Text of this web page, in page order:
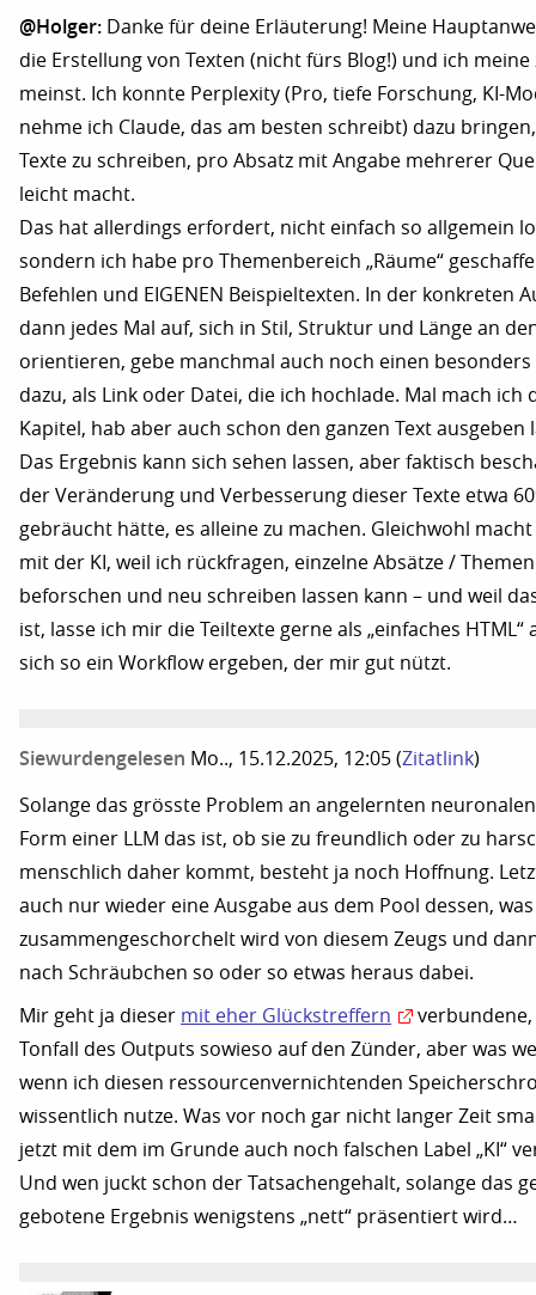
@Holger: Danke für deine Erläuterung! Meine
die Erstellung von Texten (nicht fürs Blog!) und ich meine
meinst. Ich konnte Perplexity (Pro, tiefe Forschung, KI-
nehme ich Claude, das am besten schreibt) dazu
Texte zu schreiben, pro Absatz mit Angabe mehrerer
leicht macht.
Das hat allerdings erfordert, nicht einfach so allgemein
sondern ich habe pro Themenbereich „Räume“
Befehlen und EIGENEN Beispieltexten. In der konkreten
dann jedes Mal auf, sich in Stil, Struktur und Länge an
orientieren, gebe manchmal auch noch einen
dazu, als Link oder Datei, die ich hochlade. Mal mach ich
Kapitel, hab aber auch schon den ganzen Text ausgeben
Das Ergebnis kann sich sehen lassen, aber faktisch
der Veränderung und Verbesserung dieser Texte etwa
gebräucht hätte, es alleine zu machen. Gleichwohl
mit der KI, weil ich rückfragen, einzelne Absätze /
beforschen und neu schreiben lassen kann – und weil
ist, lasse ich mir die Teiltexte gerne als „einfaches HTML“
sich so ein Workflow ergeben, der mir gut nützt.
Siewurdengelesen Mo.., 15.12.2025, 12:05 (Zitatlink)
Solange das grösste Problem an angelernten
Form einer LLM das ist, ob sie zu freundlich oder zu
menschlich daher kommt, besteht ja noch Hoffnung.
auch nur wieder eine Ausgabe aus dem Pool dessen,
zusammengeschorchelt wird von diesem Zeugs und
nach Schräubchen so oder so etwas heraus dabei.
Mir geht ja dieser mit eher Glückstreffern
Tonfall des Outputs sowieso auf den Zünder, aber was
wenn ich diesen ressourcenvernichtenden
wissentlich nutze. Was vor noch gar nicht langer Zeit
jetzt mit dem im Grunde auch noch falschen Label „KI“
Und wen juckt schon der Tatsachengehalt, solange das
gebotene Ergebnis wenigstens „nett“ präsentiert wird…